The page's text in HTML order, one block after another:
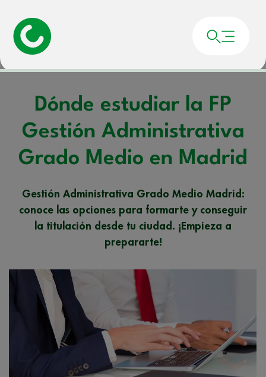
Portada»
Dónde estudiar la FP
Gestión Administrativa
Grado Medio en Madrid
Gestión Administrativa Grado Medio Madrid:
conoce las opciones para formarte y conseguir
la titulación desde tu ciudad. ¡Empieza a
prepararte!